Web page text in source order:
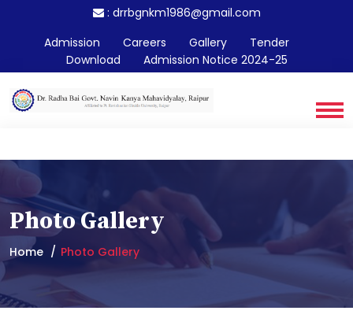
: drrbgnkm1986@gmail.com
Admission
Careers Gallery
Tender
Download
Admission Notice 2024-25
Photo Gallery
Home Photo Gallery